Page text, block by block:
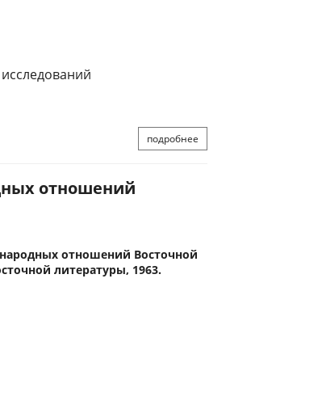
подробнее
отношений
отношений Восточной
литературы, 1963.